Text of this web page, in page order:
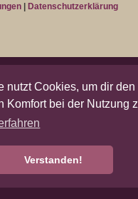
nutzt Cookies, um dir den
Komfort bei der Nutzung
Verstanden!
| Datenschutzerklärung
by phpBB ® Forum Software ©
phpBB.de
Datenschutz
Style Ported